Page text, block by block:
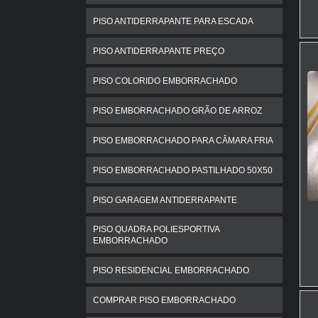
PISO ANTIDERRAPANTE PARA ESCADA
PISO ANTIDERRAPANTE PREÇO
PISO COLORIDO EMBORRACHADO
PISO EMBORRACHADO GRÃO DE ARROZ
PISO EMBORRACHADO PARA CÂMARA FRIA
PISO EMBORRACHADO PASTILHADO 50X50
PISO GARAGEM ANTIDERRAPANTE
PISO QUADRA POLIESPORTIVA
EMBORRACHADO
PISO RESIDENCIAL EMBORRACHADO
COMPRAR PISO EMBORRACHADO